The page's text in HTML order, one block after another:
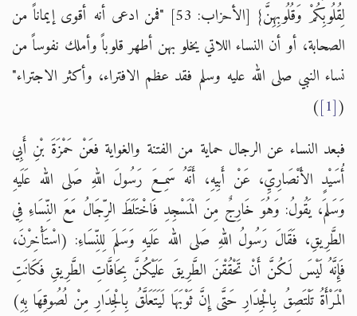
لِقُلُوبِكُمْ وَقُلُوبِهِنَّ} [الأحزاب: 53]
"فمن ادعى أنه أقوى إيماناً من
الصحابة، أو أن النساء اللاتي يخلو بهن أطهر قلوباً وأملك نفوساً من
نساء النبي صلى الله عليه وسلم فقد عظم الافتراء، وأكثر الاجتراء"
(
[1]
)
فبعد النساء عن الرجال حماية من الفتنة والغواية فعَنْ حَمْزَةَ بْنِ أَبِي
أُسَيْدٍ الأَنْصَارِيِّ، عَنْ أَبِيهِ، أَنَّهُ سَمِعَ رَسُولَ اللهِ صَلى الله عَلَيهِ
وَسَلمَ، يَقُولُ: وَهُوَ خَارِجٌ مِنَ الْمَسْجِدِ فَاخْتَلَطَ الرِّجَالُ مَعَ النِّسَاءِ فِي
الطَّرِيقِ، فَقَالَ رَسُولُ اللهِ صَلى الله عَلَيهِ وَسَلمَ لِلنِّسَاءِ: (اسْتَأْخِرْنَ،
فَإِنَّهُ لَيْسَ لَكُنَّ أَنْ تَحْقُقْنَ الطَّرِيقَ عَلَيْكُنَّ بِحَافَّاتِ الطَّرِيقِ فَكَانَتِ
الْمَرْأَةُ تَلْتَصِقُ بِالْجِدَارِ حَتَّى إِنَّ ثَوْبَهَا لَيَتَعَلَّقُ بِالْجِدَارِ مِنْ لُصُوقِهَا بِهِ)